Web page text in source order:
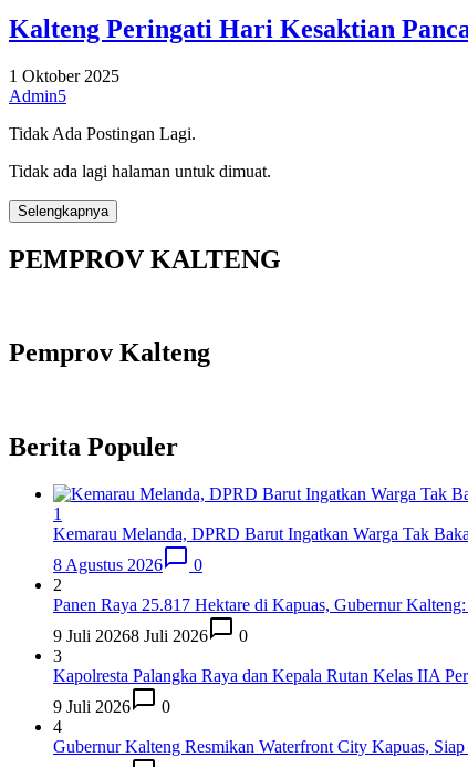
Kalteng Peringati Hari Kesaktian
1 Oktober 2025
Admin5
Tidak Ada Postingan Lagi.
Tidak ada lagi halaman untuk dimuat.
Selengkapnya
PEMPROV KALTENG
Pemprov Kalteng
Berita Populer
1
Kemarau Melanda, DPRD Barut Ingatkan Warga Tak
8 Agustus 2026
0
2
Panen Raya 25.817 Hektare di Kapuas, Gubernur
9 Juli 20268 Juli 2026
0
3
Kapolresta Palangka Raya dan Kepala Rutan Kelas IIA
9 Juli 2026
0
4
Gubernur Kalteng Resmikan Waterfront City Kapuas,